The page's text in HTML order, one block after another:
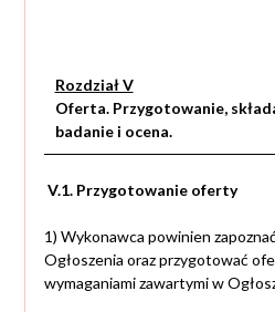
Rozdział V
Oferta. Przygotowanie,
badanie i ocena.
V.1. Przygotowanie oferty
1) Wykonawca powinien
Ogłoszenia oraz przygotować
wymaganiami zawartymi w